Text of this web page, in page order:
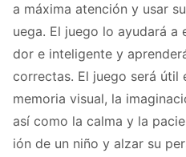
a máxima atención y usar
uega. El juego lo ayudará a
dor e inteligente y
correctas. El juego será útil
memoria visual, la
así como la calma y la
ión de un niño y alzar su